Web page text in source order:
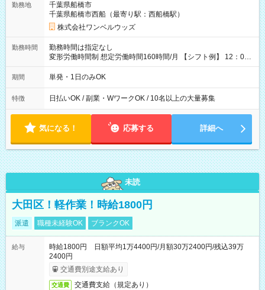
なし
勤務地
千葉県船橋市
千葉県船橋市西船（最寄り駅：西船橋駅）
株式会社ワンベルウッズ
勤務時間
勤務時間は指定なし
変形労働時間制 想定労働時間160時間/月 【シフト例】 12：00
～22：00
期間 単発・1日のみOK
特徴 日払いOK / 副業・WワークOK / 10名以上の大量募集
気になる！ 応募する 詳細へ
未読
大田区！軽作業！時給1800円
派遣 職種未経験OK ブランクOK
給与
時給1800円 日額平均1万4400円/月額30万2400円/残込39万
2400円
交通費別途支給あり
交通費 交通費支給（規定あり）